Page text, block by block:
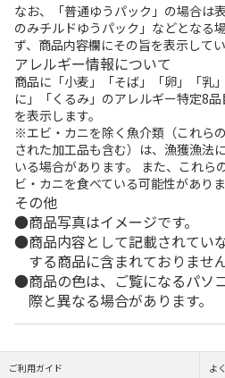
なお、「普通ゆうパック」の場合は
のみチルドゆうパック」などとなる
ず、商品内容欄にその旨を表示してい
アレルギー情報について
商品に「小麦」「そば」「卵」「乳
に」「くるみ」のアレルギー特定8
を表示します。
※エビ・カニを除く魚介類（これら
された加工品も含む）は、漁獲漁法
いる場合があります。 また、これら
ビ・カニを食べている可能性がありま
その他
商品写真はイメージです。
商品内容として記載されてい
する商品に含まれておりません
商品の色は、ご覧になるパソ
際と異なる場合があります。
ご利用ガイド よ